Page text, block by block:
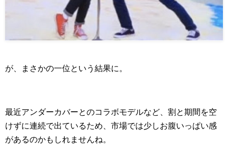
が、まさかの一位という結果に。
最近アンダーカバーとのコラボモデルなど、割と期間を空
けずに連続で出ているため、市場では少しお腹いっぱい感
があるのかもしれませんね。